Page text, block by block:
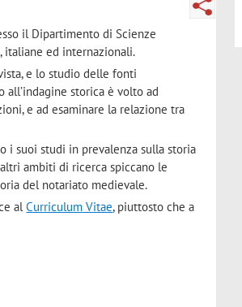
il Dipartimento di Scienze
italiane ed internazionali.
e lo studio delle fonti
all’indagine storica è volto ad
e ad esaminare la relazione tra
i suoi studi in prevalenza sulla storia
ambiti di ricerca spiccano le
del notariato medievale.
alCurriculum Vitae, piuttosto che a